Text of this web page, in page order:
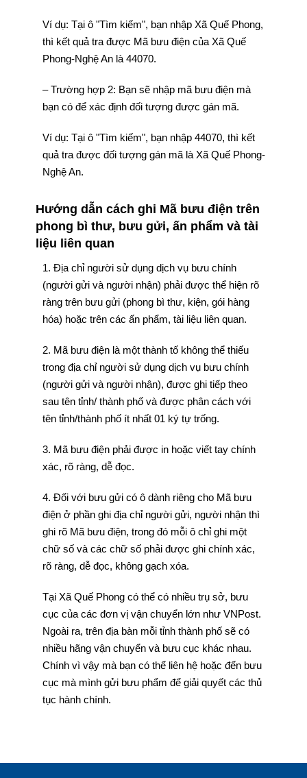
Ví dụ: Tại ô "Tìm kiếm", bạn nhập Xã Quế Phong,
thì kết quả tra được Mã bưu điện của Xã Quế
Phong-Nghệ An là 44070.
– Trường hợp 2: Bạn sẽ nhập mã bưu điện mà
bạn có để xác định đối tượng được gán mã.
Ví dụ: Tại ô "Tìm kiếm", bạn nhập 44070, thì kết
quả tra được đối tượng gán mã là Xã Quế Phong-
Nghệ An.
Hướng dẫn cách ghi Mã bưu điện trên
phong bì thư, bưu gửi, ấn phẩm và tài
liệu liên quan
1. Địa chỉ người sử dụng dịch vụ bưu chính
(người gửi và người nhận) phải được thể hiện rõ
ràng trên bưu gửi (phong bì thư, kiện, gói hàng
hóa) hoặc trên các ấn phẩm, tài liệu liên quan.
2. Mã bưu điện là một thành tố không thể thiếu
trong địa chỉ người sử dụng dịch vụ bưu chính
(người gửi và người nhận), được ghi tiếp theo
sau tên tỉnh/ thành phố và được phân cách với
tên tỉnh/thành phố ít nhất 01 ký tự trống.
3. Mã bưu điện phải được in hoặc viết tay chính
xác, rõ ràng, dễ đọc.
4. Đối với bưu gửi có ô dành riêng cho Mã bưu
điện ở phần ghi địa chỉ người gửi, người nhận thì
ghi rõ Mã bưu điện, trong đó mỗi ô chỉ ghi một
chữ số và các chữ số phải được ghi chính xác,
rõ ràng, dễ đọc, không gạch xóa.
Tại Xã Quế Phong có thể có nhiều trụ sở, bưu
cục của các đơn vị vận chuyển lớn như VNPost.
Ngoài ra, trên địa bàn mỗi tỉnh thành phố sẽ có
nhiều hãng vận chuyển và bưu cục khác nhau.
Chính vì vậy mà bạn có thể liên hệ hoặc đến bưu
cục mà mình gửi bưu phẩm để giải quyết các thủ
tục hành chính.